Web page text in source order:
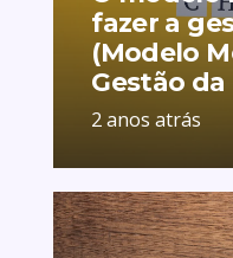
fazer a
(Modelo
Gestão
2 anos atrás